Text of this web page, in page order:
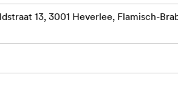
13, 3001 Heverlee, Flamisch-